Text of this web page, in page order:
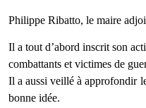
Philippe Ribatto, le maire
Il a tout d’abord inscrit son
combattants et victimes de
Il a aussi veillé à approfondir
bonne idée.